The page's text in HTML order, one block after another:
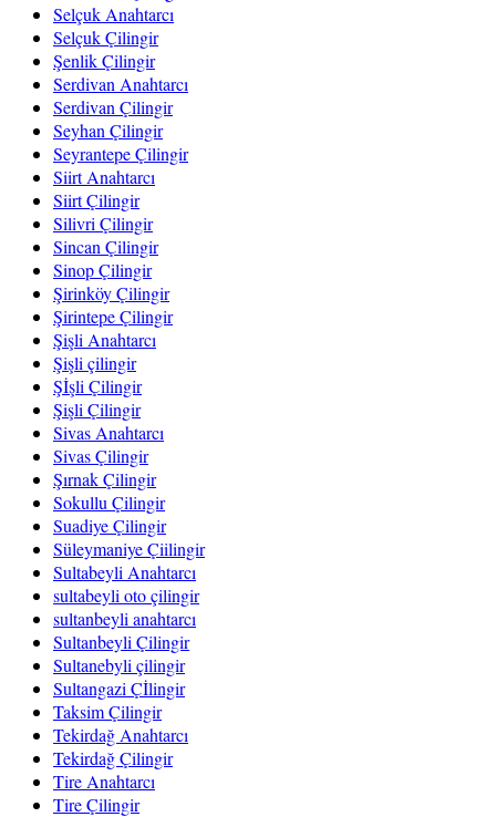
Selçuk Anahtarcı
Selçuk Çilingir
Şenlik Çilingir
Serdivan Anahtarcı
Serdivan Çilingir
Seyhan Çilingir
Seyrantepe Çilingir
Siirt Anahtarcı
Siirt Çilingir
Silivri Çilingir
Sincan Çilingir
Sinop Çilingir
Şirinköy Çilingir
Şirintepe Çilingir
Şişli Anahtarcı
Şişli çilingir
Şİşli Çilingir
Şişli Çilingir
Sivas Anahtarcı
Sivas Çilingir
Şırnak Çilingir
Sokullu Çilingir
Suadiye Çilingir
Süleymaniye Çiilingir
Sultabeyli Anahtarcı
sultabeyli oto çilingir
sultanbeyli anahtarcı
Sultanbeyli Çilingir
Sultanebyli çilingir
Sultangazi Çİlingir
Taksim Çilingir
Tekirdağ Anahtarcı
Tekirdağ Çilingir
Tire Anahtarcı
Tire Çilingir